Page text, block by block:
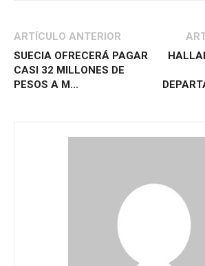
ARTÍCULO ANTERIOR
SUECIA OFRECERÁ PAGAR
CASI 32 MILLONES DE
PESOS A M...